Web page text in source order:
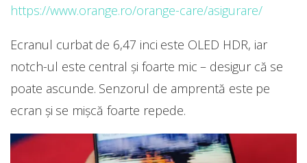
https://www.orange.ro/orange-care/asigurare/
Ecranul curbat de 6,47 inci este OLED HDR, iar
notch-ul este central și foarte mic – desigur că se
poate ascunde. Senzorul de amprentă este pe
ecran și se mișcă foarte repede.